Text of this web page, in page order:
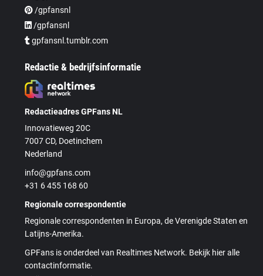
/gpfansnl
/gpfansnl
gpfansnl.tumblr.com
Redactie & bedrijfsinformatie
Redactieadres GPFans NL
Innovatieweg 20C
7007 CD, Doetinchem
Nederland
info@gpfans.com
+31 6 455 168 60
Regionale correspondentie
Regionale correspondenten in Europa, de Verenigde Staten en
Latijns-Amerika.
GPFans is onderdeel van Realtimes Network. Bekijk hier alle
contactinformatie.